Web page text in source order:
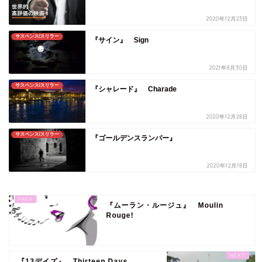
2020年12月23日
サスペンス/スリラー 『サイン』 Sign
2021年8月30日
サスペンス/スリラー 『シャレード』 Charade
2020年12月28日
サスペンス/スリラー 『ゴールデンスランバー』
2020年12月18日
『ムーラン・ルージュ』 Moulin
Rouge!